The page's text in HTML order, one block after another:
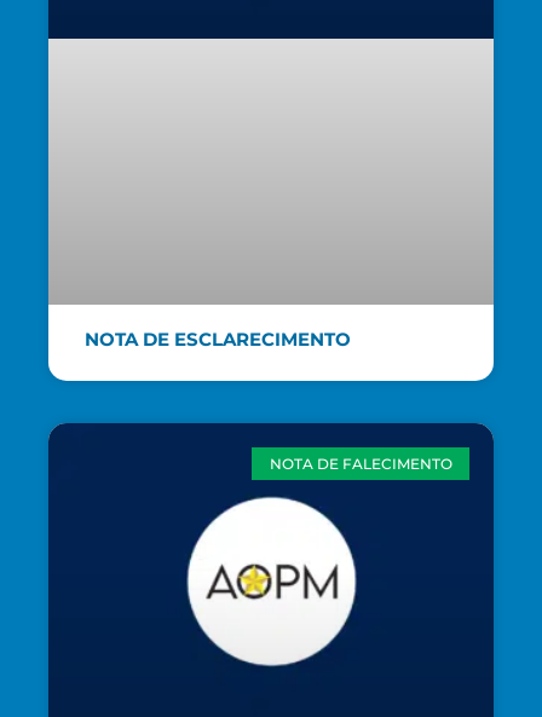
NOTA DE ESCLARECIMENTO
NOTA DE FALECIMENTO